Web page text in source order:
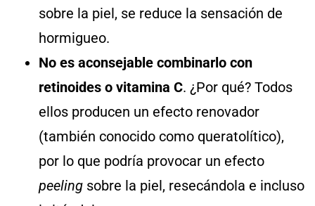
sobre la piel, se reduce la sensación de
hormigueo.
No es aconsejable combinarlo con
retinoides o vitamina C. ¿Por qué? Todos
ellos producen un efecto renovador
(también conocido como queratolítico),
por lo que podría provocar un efecto
peeling sobre la piel, resecándola e incluso